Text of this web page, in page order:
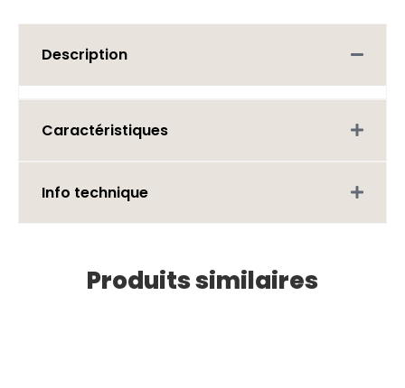
Description
Caractéristiques
Info technique
Produits similaires